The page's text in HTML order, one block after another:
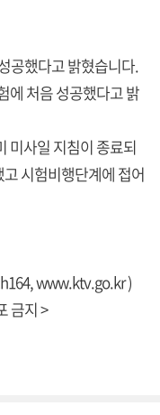
공했다고 밝혔습니다.
에 처음 성공했다고 밝
미사일 지침이 종료되
시험비행단계에 접어
www.ktv.go.kr)
금지 >